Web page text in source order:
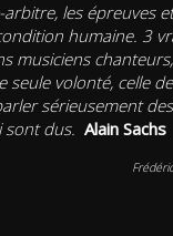
les épreuves
humaine. 3
musiciens
seule volonté, celle
sérieusement
sont dus. Alain Sachs